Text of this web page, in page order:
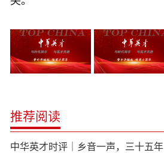
推荐阅读
中华英才时评｜乡音一声，三十五年